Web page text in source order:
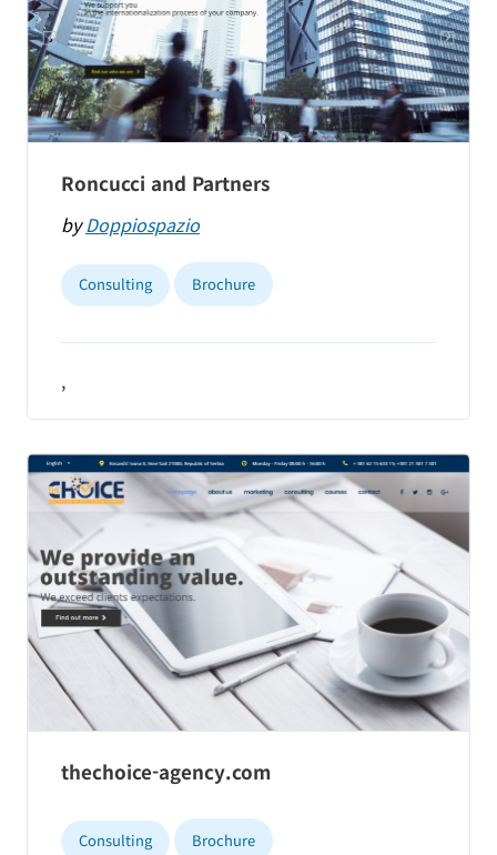
Roncucci and Partners
byDoppiospazio
Consulting Brochure
,
thechoice-agency.com
Consulting Brochure